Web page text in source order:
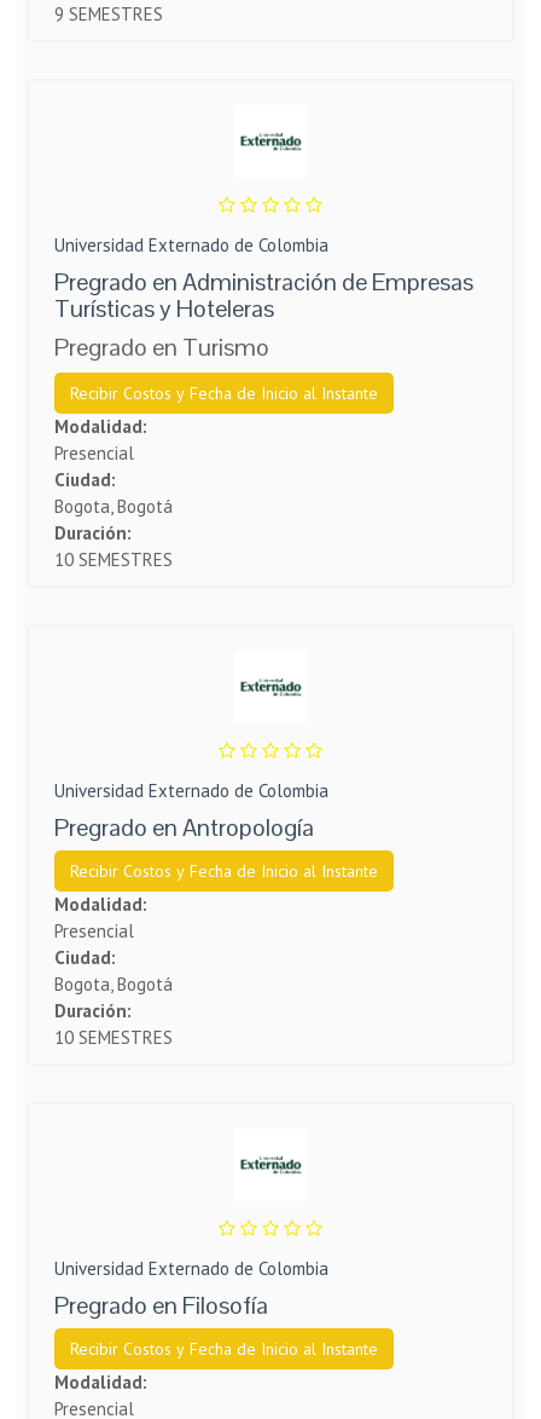
9 SEMESTRES
Universidad Externado de Colombia
Pregrado en Administración de Empresas
Turísticas y Hoteleras
Pregrado en Turismo
Recibir Costos y Fecha de Inicio al Instante
Modalidad:
Presencial
Ciudad:
Bogota, Bogotá
Duración:
10 SEMESTRES
Universidad Externado de Colombia
Pregrado en Antropología
Recibir Costos y Fecha de Inicio al Instante
Modalidad:
Presencial
Ciudad:
Bogota, Bogotá
Duración:
10 SEMESTRES
Universidad Externado de Colombia
Pregrado en Filosofía
Recibir Costos y Fecha de Inicio al Instante
Modalidad:
Presencial